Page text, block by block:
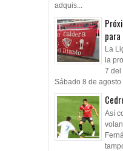
adquis...
La
la
7 del
Sábado 8 de
Así